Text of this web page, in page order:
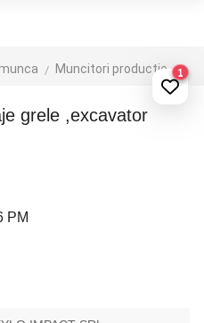
Muncitori productie - depozit - logistica1
PM